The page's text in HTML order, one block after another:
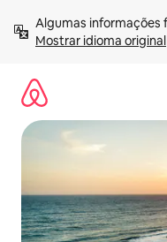
para
Mostrar idioma original